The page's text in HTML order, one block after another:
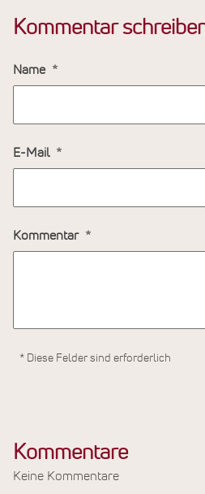
Kommentar
Name
E-Mail
Kommentar
* Diese Felder sind erforderlich
Kommentare
Keine Kommentare